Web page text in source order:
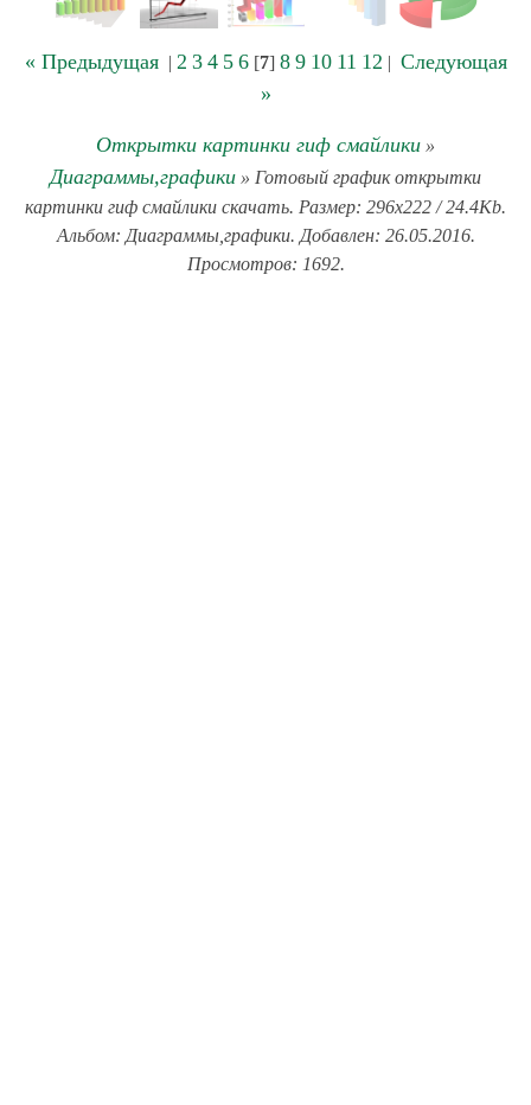
« Предыдущая| 2 3 4 5 6[7] 8 9 10 11 12 | Следующая
»
Открытки картинки гиф смайлики »
Диаграммы,графики » Готовый график открытки
картинки гиф смайлики скачать. Размер: 296x222 / 24.4Kb.
Альбом: Диаграммы,графики. Добавлен: 26.05.2016.
Просмотров: 1692.